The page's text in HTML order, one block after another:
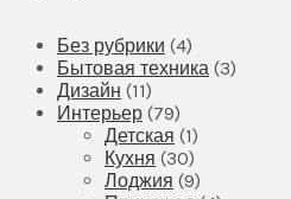
Без рубрики (4)
Бытовая техника (3)
Дизайн (11)
Интерьер (79)
Детская (1)
Кухня (30)
Лоджия (9)